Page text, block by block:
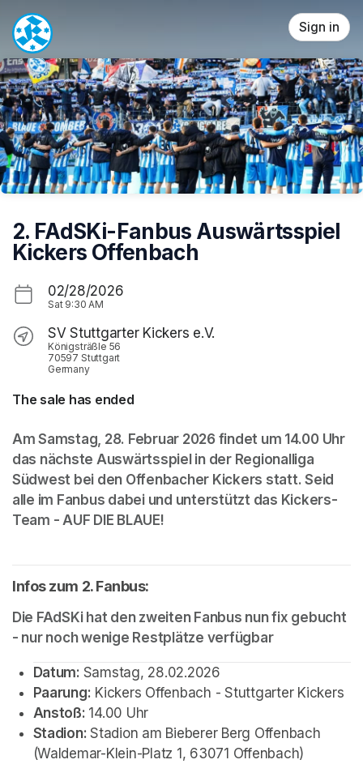
Skip header
Sign in
2. FAdSKi-Fanbus Auswärtsspiel
Kickers Offenbach
02/28/2026
Sat 9:30 AM
SV Stuttgarter Kickers e.V.
Königsträßle 56
70597 Stuttgart
Germany
The sale has ended
Am Samstag, 28. Februar 2026 findet um 14.00 Uhr
das nächste Auswärtsspiel in der Regionalliga
Südwest bei den Offenbacher Kickers statt. Seid
alle im Fanbus dabei und unterstützt das Kickers-
Infos zum 2. Fanbus:
Die FAdSKi hat den zweiten Fanbus nun fix gebucht
- nur noch wenige Restplätze verfügbar
Datum: Samstag, 28.02.2026
Paarung: Kickers Offenbach - Stuttgarter Kickers
Anstoß: 14.00 Uhr
Stadion: Stadion am Bieberer Berg Offenbach
(Waldemar-Klein-Platz 1, 63071 Offenbach)